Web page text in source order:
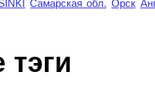
Самарская обл. Орск